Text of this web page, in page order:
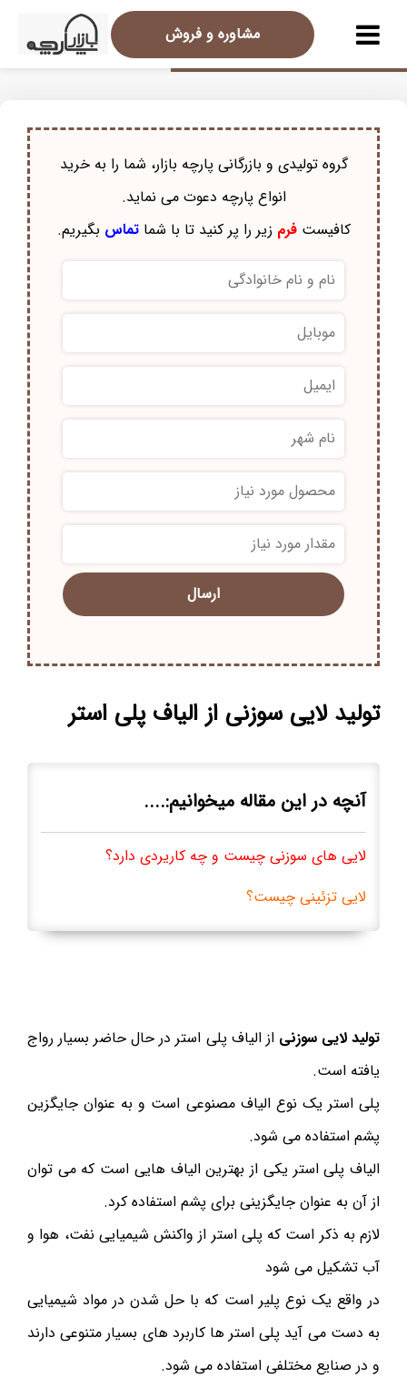
مشاوره و فروش
گروه تولیدی و بازرگانی پارچه بازار، شما را به خرید
انواع پارچه دعوت می نماید.
کافیستفرم زیر را پر کنید تا با شماتماس بگیریم.
*
*
تولید لایی سوزنی از الیاف پلی استر
آنچه در این مقاله میخوانیم:....
لایی های سوزنی چیست و چه کاریردی دارد؟
لایی تزئینی چیست؟
تولید لایی سوزنی از الیاف پلی استر در حال حاضر بسیار رواج
یافته است.
پلی استر یک نوع الیاف مصنوعی است و به عنوان جایگزین
پشم استفاده می شود.
الیاف پلی استر یکی از بهترین الیاف هایی است که می توان
از آن به عنوان جایگزینی برای پشم استفاده کرد.
لازم به ذکر است که پلی استر از واکنش شیمیایی نفت، هوا و
آب تشکیل می شود
در واقع یک نوع پلیر است که با حل شدن در مواد شیمیایی
به دست می آید پلی استر ها کاربرد های بسیار متنوعی دارند
و در صنایع مختلفی استفاده می شود.